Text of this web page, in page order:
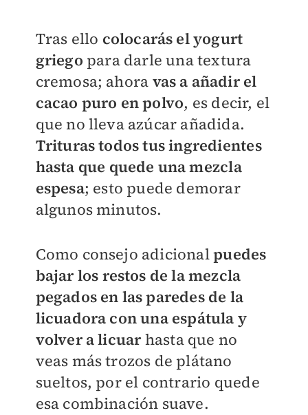
Tras ello colocarás el yogurt
griego para darle una textura
cremosa; ahora vas a añadir el
cacao puro en polvo, es decir, el
que no lleva azúcar añadida.
Trituras todos tus ingredientes
hasta que quede una mezcla
espesa; esto puede demorar
algunos minutos.
Como consejo adicionalpuedes
bajar los restos de la mezcla
pegados en las paredes de la
licuadora con una espátula y
volver a licuarhasta que no
veas más trozos de plátano
sueltos, por el contrario quede
esa combinación suave.